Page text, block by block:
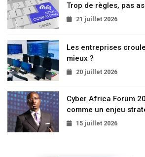
Trop de règles, pas
21 juillet 2026
Les entreprises
mieux ?
20 juillet 2026
Cyber Africa Forum
comme un enjeu
15 juillet 2026